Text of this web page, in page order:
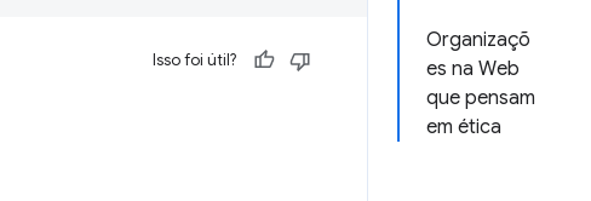
Organizaçõ
es na Web
que pensam
em ética
Isso foi útil?